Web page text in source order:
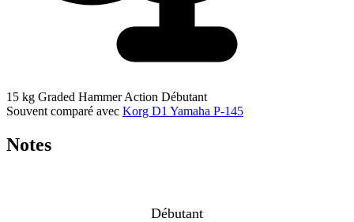
15 kg Graded Hammer Action Débutant
Souvent comparé avec Korg D1 Yamaha P-145
Notes
Débutant